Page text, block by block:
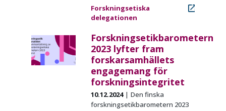
Forskningsetiska
delegationen
Forskningsetikbarometern
2023 lyfter fram
forskarsamhällets
engagemang för
forskningsintegritet
10.12.2024
Den finska
forskningsetikbarometern 2023